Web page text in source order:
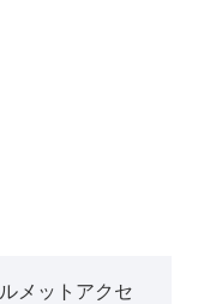
メットアクセ